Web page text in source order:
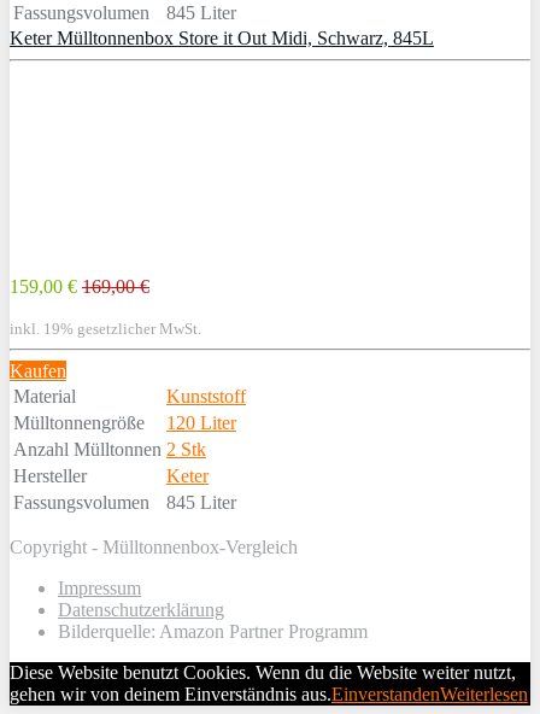
Fassungsvolumen
845 Liter
Keter Mülltonnenbox Store it Out Midi, Schwarz, 845L
159,00 € 169,00 €
inkl. 19% gesetzlicher MwSt.
Kaufen
Material
Kunststoff
Mülltonnengröße
120 Liter
Anzahl Mülltonnen 2 Stk
Hersteller
Keter
Fassungsvolumen
845 Liter
Copyright - Mülltonnenbox-Vergleich
Impressum
Datenschutzerklärung
Bilderquelle: Amazon Partner Programm
Diese Website benutzt Cookies. Wenn du die Website weiter nutzt,
gehen wir von deinem Einverständnis aus.EinverstandenWeiterlesen